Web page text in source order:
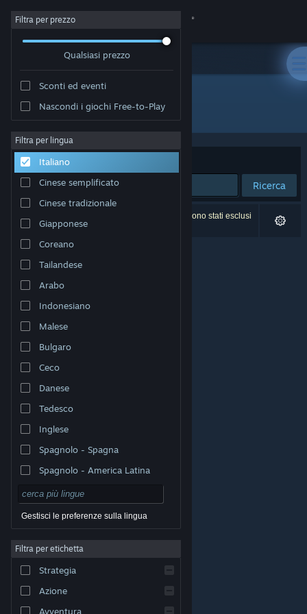
Accedi
Informazioni
Assistenza
Cambia la lingua
Ottieni l'app mobile di Steam
Visualizza il sito web per desktop
appartengono ai rispettivi proprietari negli Stati Uniti e
legali|
Steam| Rimborsi|
Filtra per prezzo
Qualsiasi prezzo
Sconti ed eventi
Nascondi i giochi Free-to-Play
Filtra per lingua
Italiano
Cinese semplificato
Cinese tradizionale
Giapponese
Coreano
Tailandese
Arabo
Indonesiano
Malese
Bulgaro
Ceco
Danese
Tedesco
Inglese
Spagnolo - Spagna
Spagnolo - America Latina
Gestisci le preferenze sulla lingua
Filtra per etichetta
Strategia
Azione
Avventura
Editore: POLYFOUNTAIN MEDIA LLC
Ordina per Rilevanza
Ricerca
0 risultati corrispondono alla tua ricerca. 2 titoli sono stati esclusi
in base alle tue preferenze.